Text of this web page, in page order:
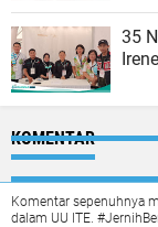
35
KOMENTAR
Komentar sepenuhnya
dalam UU ITE.